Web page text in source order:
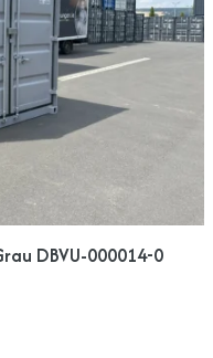
DBVU-000014-0